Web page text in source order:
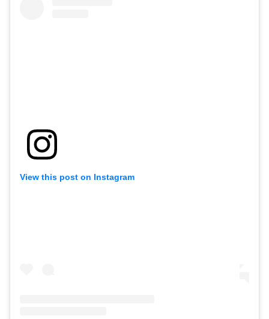
View this post on Instagram